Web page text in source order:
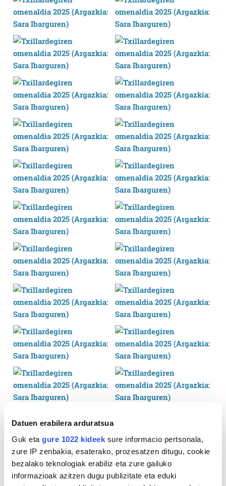
Datuen erabilera arduratsua
Guk eta gure 1022 kideek sure informacio pertsonala,
zure IP zenbakia, esaterako, prozesatzen ditugu, cookie
bezalako teknologiak erabiliz eta zure gailuko
informazioak azitzen dugu publizitate eta eduki